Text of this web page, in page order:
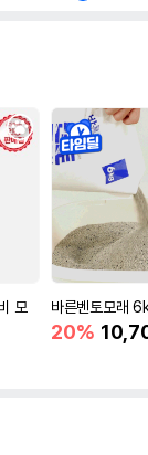
모
바른벤토모래
20%